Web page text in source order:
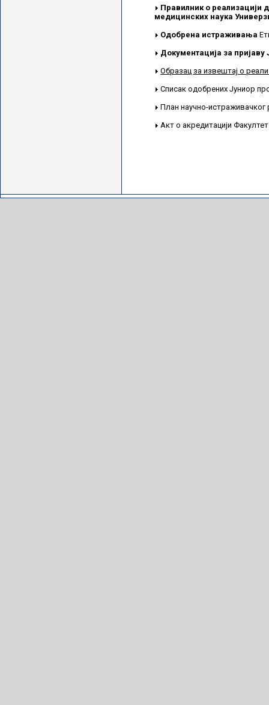
Правилник о реализацији
медицинских наука
Одобрена истраживања
Документација за
Образац за извештај о
Списак одобрених Јуниор
План научно-истраживачког
Акт о акредитацији